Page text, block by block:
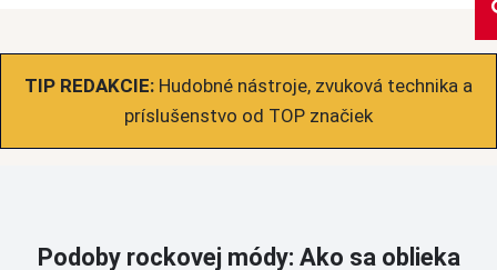
TIP REDAKCIE: Hudobné nástroje, zvuková technika a
príslušenstvo od TOP značiek
Podoby rockovej módy: Ako sa oblieka